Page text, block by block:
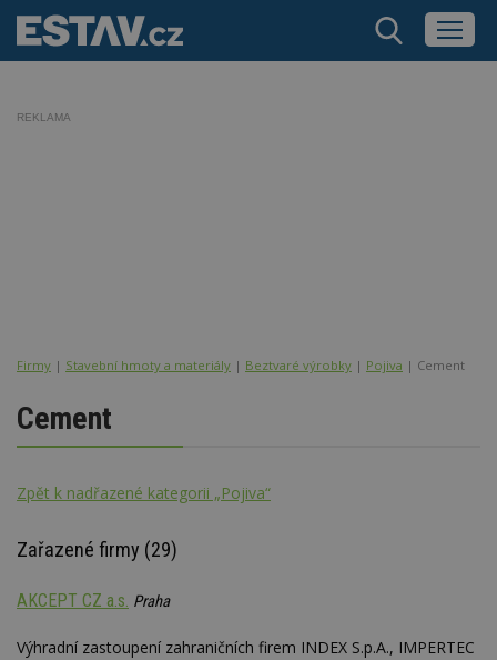
REKLAMA
Firmy | Stavební hmoty a materiály | Beztvaré výrobky | Pojiva | Cement
Cement
Zpět k nadřazené kategorii „Pojiva“
Zařazené firmy (29)
AKCEPT CZ a.s. Praha
Výhradní zastoupení zahraničních firem INDEX S.p.A., IMPERTEC